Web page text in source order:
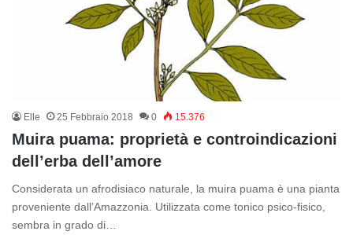
Elle 25 Febbraio 2018 0 15.376
Muira puama: proprietà e controindicazioni
dell’erba dell’amore
Considerata un afrodisiaco naturale, la muira puama è una pianta
proveniente dall’Amazzonia. Utilizzata come tonico psico-fisico,
sembra in grado di…